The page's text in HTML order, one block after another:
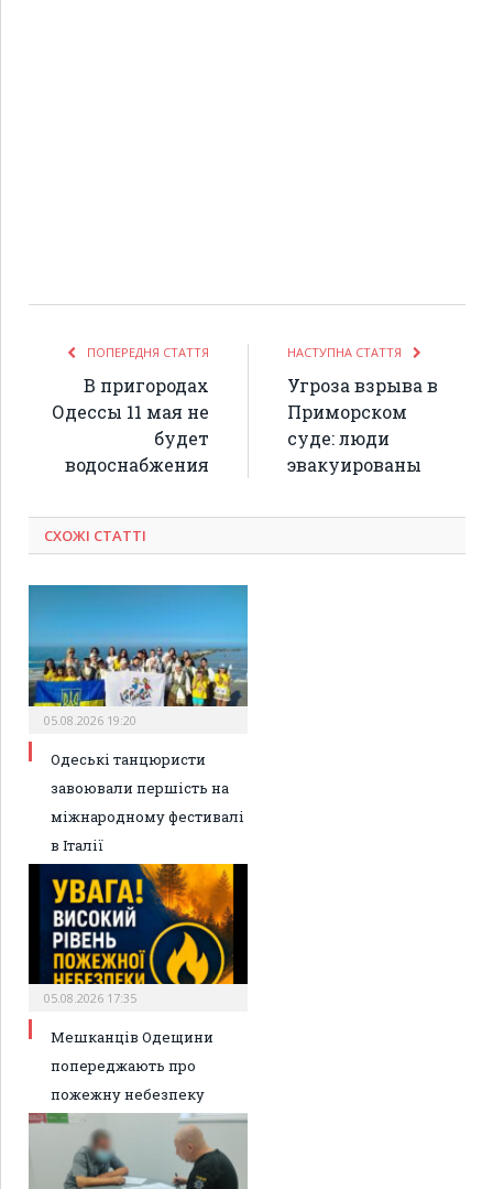
ПОПЕРЕДНЯ СТАТТЯ
В пригородах
Одессы 11 мая не
будет
водоснабжения
НАСТУПНА СТАТТЯ
Угроза взрыва в
Приморском
суде: люди
эвакуированы
СХОЖІ СТАТТІ
05.08.2026 19:20
Одеські танцюристи
завоювали першість на
міжнародному фестивалі
в Італії
05.08.2026 17:35
Мешканців Одещини
попереджають про
пожежну небезпеку